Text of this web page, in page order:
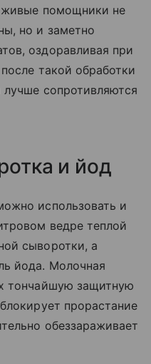
живые помощники не
но и заметно
оздоравливая при
такой обработки
лучше сопротивляются
и йод
использовать и
ведре теплой
сыворотки, а
йода. Молочная
тончайшую защитную
прорастание
обеззараживает